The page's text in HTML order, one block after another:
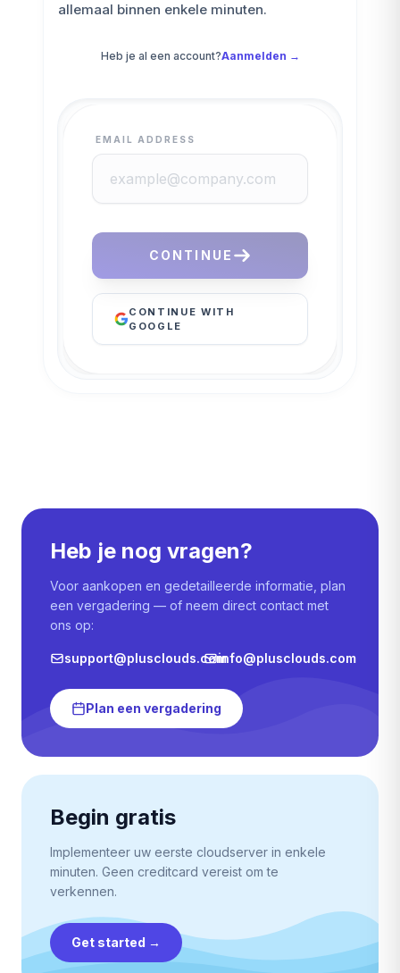
allemaal binnen enkele minuten.
Heb je al een account?Aanmelden →
EMAIL ADDRESS
CONTINUE
CONTINUE WITH
GOOGLE
Heb je nog vragen?
Voor aankopen en gedetailleerde informatie, plan
een vergadering — of neem direct contact met
ons op:
support@plusclouds.cominfo@plusclouds.com
Plan een vergadering
Begin gratis
Implementeer uw eerste cloudserver in enkele
minuten. Geen creditcard vereist om te
verkennen.
Get started →